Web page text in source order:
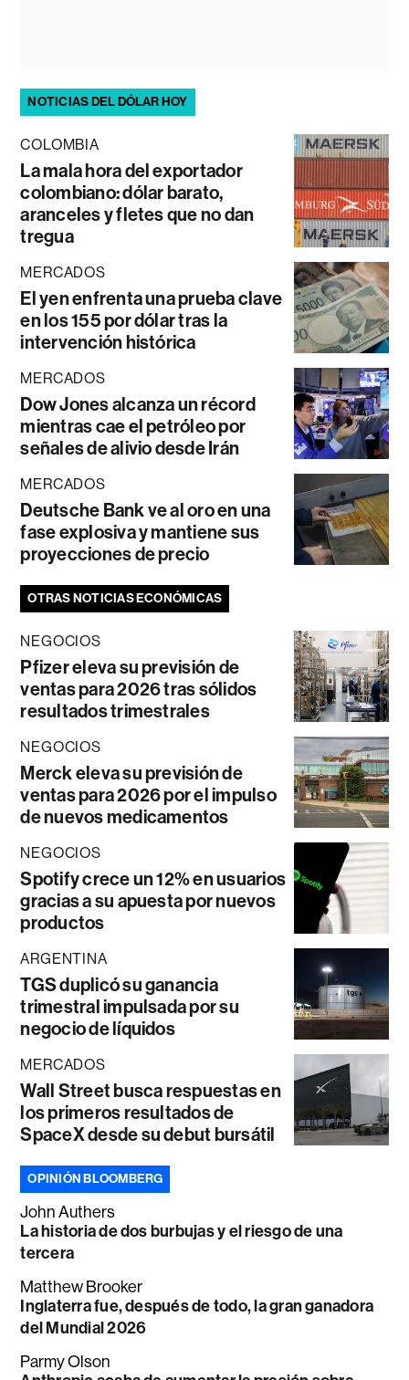
NOTICIAS DEL DÓLAR HOY
COLOMBIA
La mala hora del exportador
colombiano: dólar barato,
aranceles y fletes que no dan
tregua
MERCADOS
El yen enfrenta una prueba clave
en los 155 por dólar tras la
intervención histórica
MERCADOS
Dow Jones alcanza un récord
mientras cae el petróleo por
señales de alivio desde Irán
MERCADOS
Deutsche Bank ve al oro en una
fase explosiva y mantiene sus
proyecciones de precio
OTRAS NOTICIAS ECONÓMICAS
NEGOCIOS
Pfizer eleva su previsión de
ventas para 2026 tras sólidos
resultados trimestrales
NEGOCIOS
Merck eleva su previsión de
ventas para 2026 por el impulso
de nuevos medicamentos
NEGOCIOS
Spotify crece un 12% en usuarios
gracias a su apuesta por nuevos
productos
ARGENTINA
TGS duplicó su ganancia
trimestral impulsada por su
negocio de líquidos
MERCADOS
Wall Street busca respuestas en
los primeros resultados de
SpaceX desde su debut bursátil
OPINIÓN BLOOMBERG
John Authers
La historia de dos burbujas y el riesgo de una
tercera
Matthew Brooker
Inglaterra fue, después de todo, la gran ganadora
del Mundial 2026
Parmy Olson